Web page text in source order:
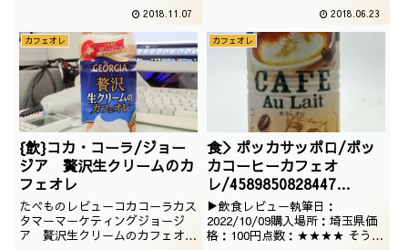
たね。撮影日は2018年04月2018.11.07
というのはなかなか恐ろしいとこ
ろなのかもしれません。撮影日は
2016年03月
2018.06.23
カフェオレ
{飲}コカ・コーラ/ジョー
ジア 贅沢生クリームのカ
フェオレ
たべものレビューコカコーラカス
タマーマーケティングジョージ
ア 贅沢生クリームのカフェオレ
カフェオレ
食＞ポッカサッポロ/ポッ
カコーヒーカフェオ
レ/4589850828447
/2022/10/09
▶飲食レビュー執筆日：
2022/10/09購入場所：埼玉県価
格：100円点数：★★★★ そうい